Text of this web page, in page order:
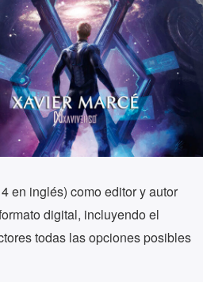
en inglés) como editor y autor
digital, incluyendo el
todas las opciones posibles